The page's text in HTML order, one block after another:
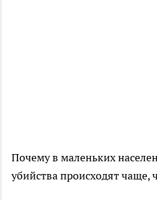
Почему в маленьких
убийства происходят чаще,